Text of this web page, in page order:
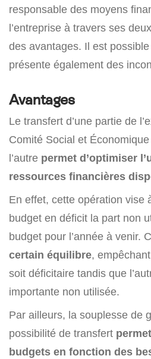
responsable des moyens
l’entreprise à travers ses
des avantages. Il est
présente également des
Avantages
Le transfert d’une partie de
Comité Social et
l’autre permet d’optimiser
ressources financières
En effet, cette opération vise
budget en déficit la part non
budget pour l’année à venir.
certain équilibre,
soit déficitaire tandis que
importante non utilisée.
Par ailleurs, la souplesse de
possibilité de transfert
budgets en fonction des